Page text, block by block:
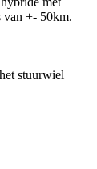
van +- 50km.
stuurwiel